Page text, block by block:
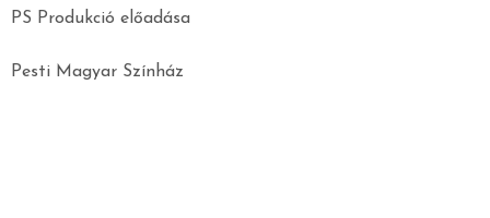
PS Produkció előadása
Pesti Magyar Színház